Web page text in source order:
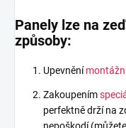
Panely lze na
způsoby:
Upevnění
Zakoupením
perfektně drží na